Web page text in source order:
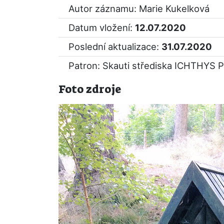
Autor záznamu: Marie Kukelková
Datum vložení: 12.07.2020
Poslední aktualizace: 31.07.2020
Patron: Skauti střediska ICHTHYS
Foto zdroje